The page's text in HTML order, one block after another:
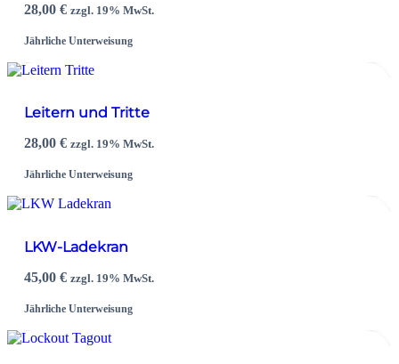
28,00€ zzgl. 19% MwSt.
Jährliche Unterweisung
Leitern und Tritte
28,00€ zzgl. 19% MwSt.
Jährliche Unterweisung
LKW-Ladekran
45,00€ zzgl. 19% MwSt.
Jährliche Unterweisung